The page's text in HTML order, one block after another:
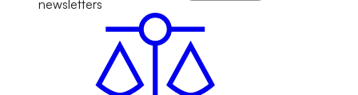
newsletters